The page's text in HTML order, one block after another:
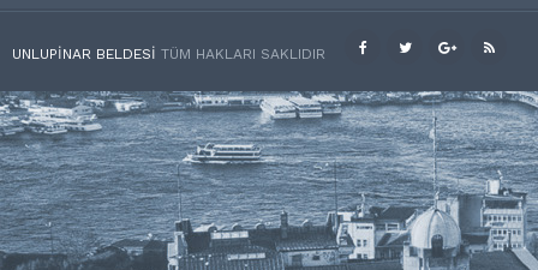
UNLUPINAR BELDESI TÜM HAKLARI SAKLIDIR